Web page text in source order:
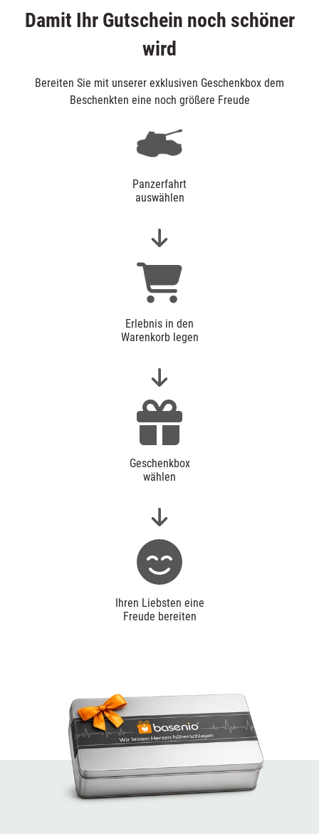
Damit Ihr Gutschein noch schöner
wird
Bereiten Sie mit unserer exklusiven Geschenkbox dem
Beschenkten eine noch größere Freude
Panzerfahrt
auswählen
Erlebnis in den
Warenkorb legen
Geschenkbox
wählen
Ihren Liebsten eine
Freude bereiten